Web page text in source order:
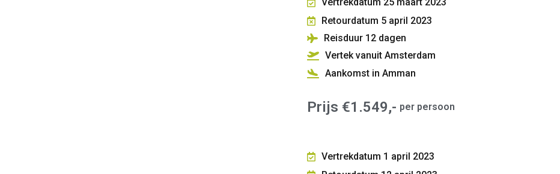
Retourdatum 5 april 2023
Reisduur 12dagen
Vertek vanuit Amsterdam
Aankomst in Amman
Prijs €1.549,- per persoon
Vertrekdatum 1 april 2023